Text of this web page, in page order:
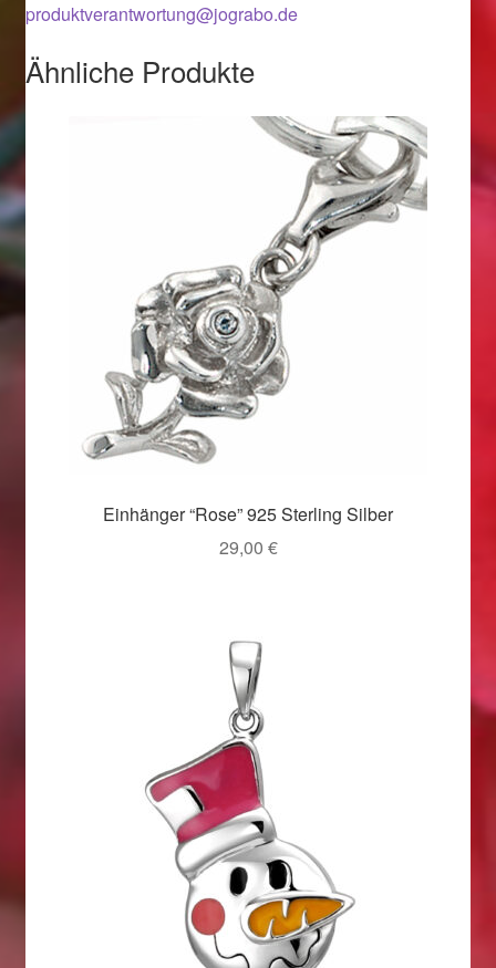
Weihnachtsangebote 2019
Weihnachtsangebote 2021
Widerrufsrecht
Woocommerce Predictive Search
produktverantwortung@jograbo.de
Ähnliche Produkte
Einhänger “Rose” 925 Sterling Silber
29,00 €